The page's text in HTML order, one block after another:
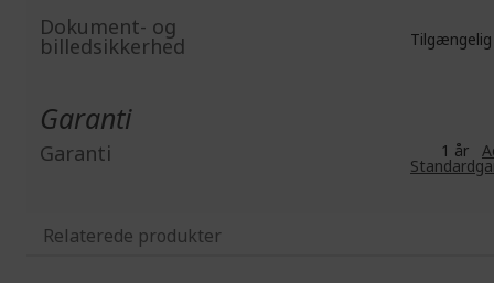
Dokument- og
billedsikkerhed
Garanti
Garanti 1 år
Relaterede produkter